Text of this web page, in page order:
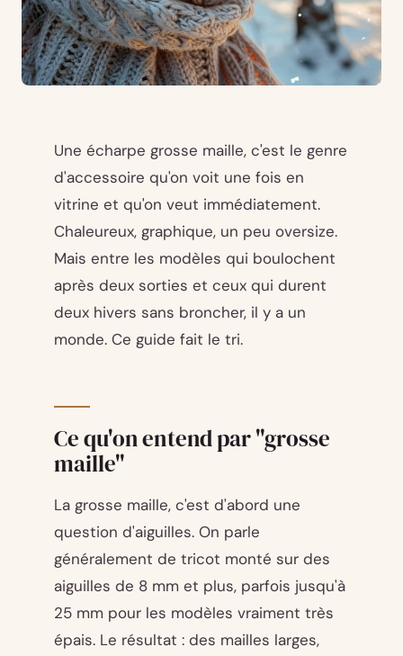
Une écharpe grosse maille, c'est le genre
d'accessoire qu'on voit une fois en
vitrine et qu'on veut immédiatement.
Chaleureux, graphique, un peu oversize.
Mais entre les modèles qui boulochent
après deux sorties et ceux qui durent
deux hivers sans broncher, il y a un
monde. Ce guide fait le tri.
Ce qu'on entend par "grosse
maille"
La grosse maille, c'est d'abord une
question d'aiguilles. On parle
généralement de tricot monté sur des
aiguilles de 8 mm et plus, parfois jusqu'à
25 mm pour les modèles vraiment très
épais. Le résultat : des mailles larges,